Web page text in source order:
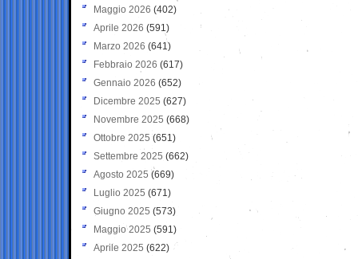
Maggio 2026 (402)
Aprile 2026 (591)
Marzo 2026 (641)
Febbraio 2026 (617)
Gennaio 2026 (652)
Dicembre 2025 (627)
Novembre 2025 (668)
Ottobre 2025 (651)
Settembre 2025 (662)
Agosto 2025 (669)
Luglio 2025 (671)
Giugno 2025 (573)
Maggio 2025 (591)
Aprile 2025 (622)